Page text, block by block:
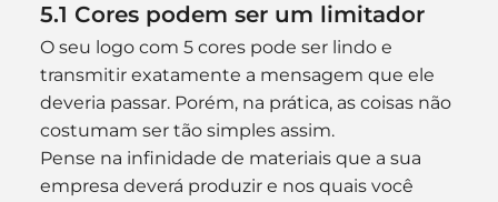
5.1 Cores podem ser um limitador
O seu logo com 5 cores pode ser lindo e
transmitir exatamente a mensagem que ele
deveria passar. Porém, na prática, as coisas não
costumam ser tão simples assim.
Pense na infinidade de materiais que a sua
empresa deverá produzir e nos quais você